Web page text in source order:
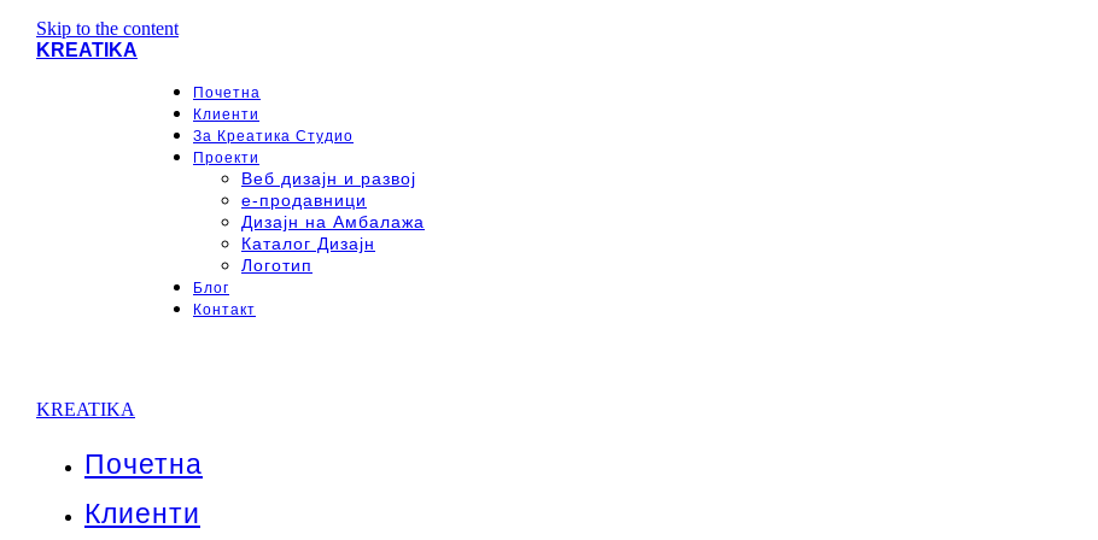
Skip to the content
KREATIKA
Почетна
Клиенти
За Креатика Студио
Проекти
Веб дизајн и развој
e-продавници
Дизајн на Амбалажа
Каталог Дизајн
Логотип
Блог
Контакт
KREATIKA
Почетна
Клиенти